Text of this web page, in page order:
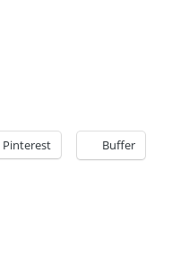
Pinterest Buffer